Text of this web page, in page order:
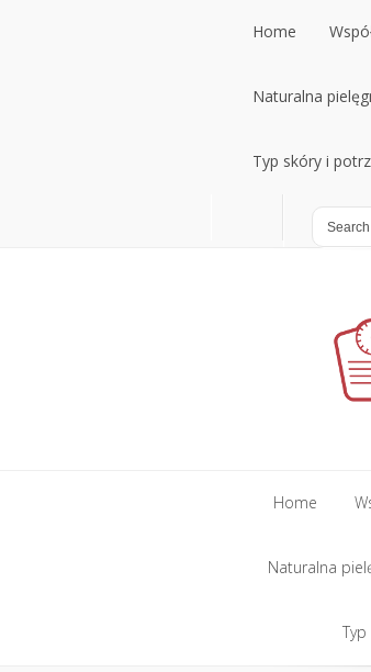
Home
Home
Naturalna
Naturalna
Typ skóry i
Typ skóry i
Home
Home
Naturalna
Naturalna